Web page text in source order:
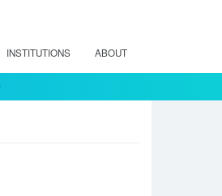
INSTITUTIONS ABOUT